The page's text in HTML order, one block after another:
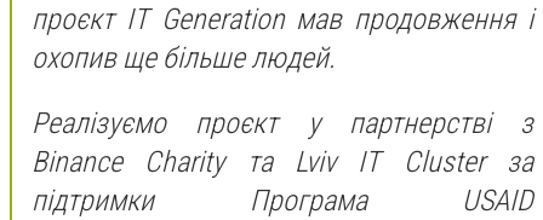
проєкт IT Generation мав продовження і
охопив ще більше людей.
Реалізуємо проєкт у партнерстві з
Binance Charity та Lviv ІТ Cluster за
підтримки Програма USAID